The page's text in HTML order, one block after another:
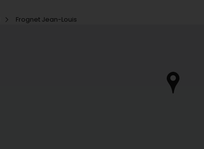
Frognet Jean-Louis